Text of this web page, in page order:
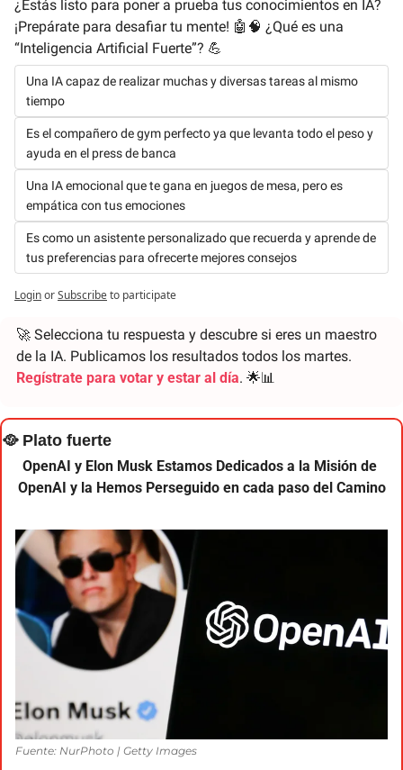
¿Estás listo para poner a prueba tus conocimientos en IA?
¡Prepárate para desafiar tu mente! 🤖🧠 ¿Qué es una
“Inteligencia Artificial Fuerte”? 💪
Una IA capaz de realizar muchas y diversas tareas al mismo
tiempo
Es el compañero de gym perfecto ya que levanta todo el peso y
ayuda en el press de banca
Una IA emocional que te gana en juegos de mesa, pero es
empática con tus emociones
Es como un asistente personalizado que recuerda y aprende de
tus preferencias para ofrecerte mejores consejos
LoginorSubscribeto participate
🚀 Selecciona tu respuesta y descubre si eres un maestro
Regístrate para votar y estar al día. 🌟📊
🥘 Plato fuerte
OpenAI y Elon Musk Estamos Dedicados a la Misión de
OpenAI y la Hemos Perseguido en cada paso del Camino
Fuente: NurPhoto | Getty Images